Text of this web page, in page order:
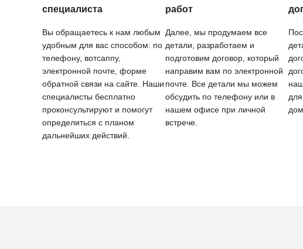
специалиста
Вы обращаетесь к нам любым
удобным для вас способом: по
телефону, вотсаппу,
электронной почте, форме
обратной связи на сайте. Наши
специалисты бесплатно
проконсультируют и помогут
определиться с планом
дальнейших действий.
работ
Далее, мы продумаем все
детали, разработаем и
подготовим договор, который
направим вам по электронной
почте. Все детали мы можем
обсудить по телефону или в
нашем офисе при личной
встрече.